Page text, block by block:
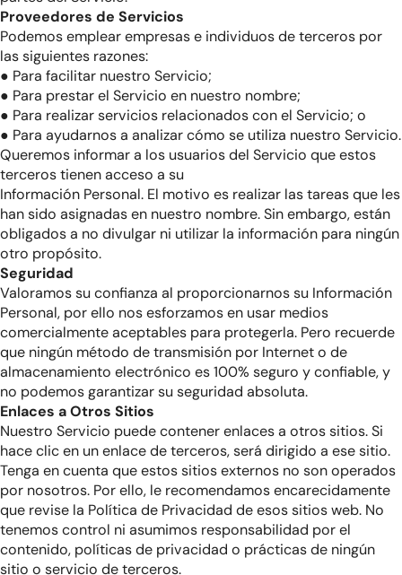
Proveedores de Servicios
Podemos emplear empresas e individuos de terceros por
las siguientes razones:
● Para facilitar nuestro Servicio;
● Para prestar el Servicio en nuestro nombre;
● Para realizar servicios relacionados con el Servicio; o
● Para ayudarnos a analizar cómo se utiliza nuestro Servicio.
Queremos informar a los usuarios del Servicio que estos
terceros tienen acceso a su
Información Personal. El motivo es realizar las tareas que les
han sido asignadas en nuestro nombre. Sin embargo, están
obligados a no divulgar ni utilizar la información para ningún
otro propósito.
Seguridad
Valoramos su confianza al proporcionarnos su Información
Personal, por ello nos esforzamos en usar medios
comercialmente aceptables para protegerla. Pero recuerde
que ningún método de transmisión por Internet o de
almacenamiento electrónico es 100% seguro y confiable, y
no podemos garantizar su seguridad absoluta.
Enlaces a Otros Sitios
Nuestro Servicio puede contener enlaces a otros sitios. Si
hace clic en un enlace de terceros, será dirigido a ese sitio.
Tenga en cuenta que estos sitios externos no son operados
por nosotros. Por ello, le recomendamos encarecidamente
que revise la Política de Privacidad de esos sitios web. No
tenemos control ni asumimos responsabilidad por el
contenido, políticas de privacidad o prácticas de ningún
sitio o servicio de terceros.